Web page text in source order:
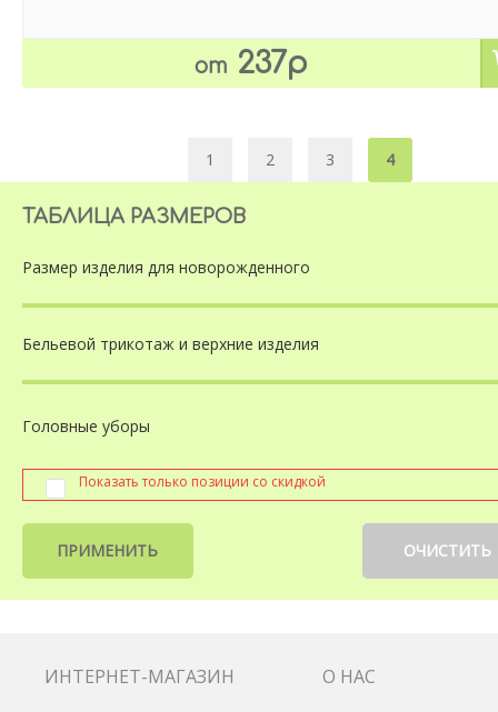
от 237р
1 2 3 4
ТАБЛИЦА РАЗМЕРОВ
Размер изделия для новорожденного
Бельевой трикотаж и верхние изделия
Головные уборы
Показать только позиции со скидкой
ПРИМЕНИТЬ ОЧИСТИТЬ
ИНТЕРНЕТ-МАГАЗИН О НАС